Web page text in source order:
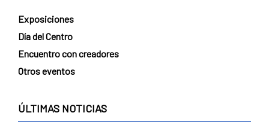
Exposiciones
Día del Centro
Encuentro con creadores
Otros eventos
ÚLTIMAS NOTICIAS